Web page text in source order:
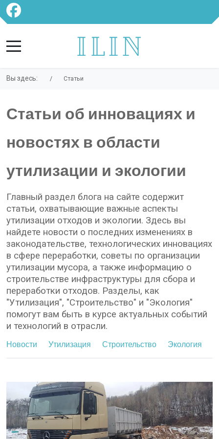
Вы здесь: Статьи
Статьи об инновациях и
новостях в области
утилизации и экологии
Главный раздел блога на сайте содержит
статьи, охватывающие важные аспекты
утилизации отходов и экологии. Здесь вы
найдете новости о последних изменениях в
законодательстве, технологических инновациях
в сфере переработки, советы по организации
утилизации мусора, а также информацию о
строительстве инфраструктуры для сбора и
переработки отходов. Разделы, как
"Утилизация", "Строительство" и "Экология"
помогут вам быть в курсе актуальных событий
и технологий в отрасли.
Новости Утилизация Строительство Экология